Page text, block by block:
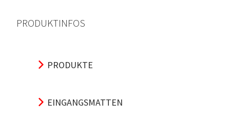
PRODUKTINFOS
PRODUKTE
EINGANGSMATTEN